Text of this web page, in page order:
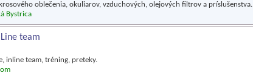
oblečenia, okuliarov, vzduchových, olejových filtrov a príslušenstva.
Bystrica
team
inline team, tréning, preteky.